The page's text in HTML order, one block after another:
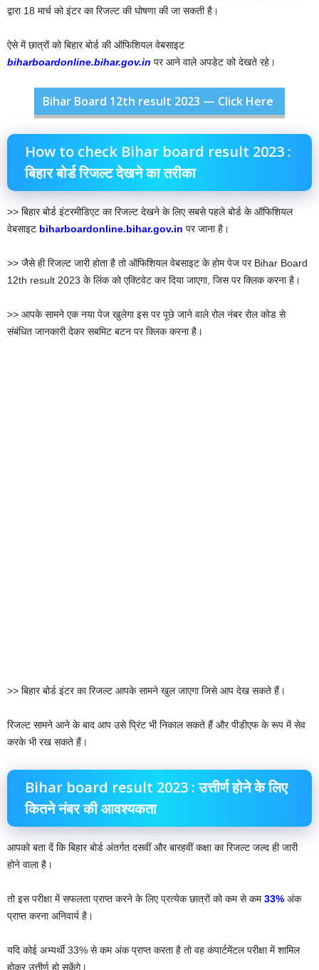
द्वारा 18 मार्च को इंटर का रिजल्ट की घोषणा की जा सकती है।
ऐसे में छात्रों को बिहार बोर्ड की ऑफिशियल वेबसाइट
biharboardonline.bihar.gov.in पर आने वाले अपडेट को देखते रहे।
Bihar Board 12th result 2023 — Click Here
How to check Bihar board result 2023 :
बिहार बोर्ड रिजल्ट देखने का तरीका
>> बिहार बोर्ड इंटरमीडिएट का रिजल्ट देखने के लिए सबसे पहले बोर्ड के ऑफिशियल
वेबसाइट biharboardonline.bihar.gov.in पर जाना है।
>> जैसे ही रिजल्ट जारी होता है तो ऑफिशियल वेबसाइट के होम पेज पर Bihar Board
12th result 2023 के लिंक को एक्टिवेट कर दिया जाएगा, जिस पर क्लिक करना है।
>> आपके सामने एक नया पेज खुलेगा इस पर पूछे जाने वाले रोल नंबर रोल कोड से
संबंधित जानकारी देकर सबमिट बटन पर क्लिक करना है।
>> बिहार बोर्ड इंटर का रिजल्ट आपके सामने खुल जाएगा जिसे आप देख सकते हैं।
रिजल्ट सामने आने के बाद आप उसे प्रिंट भी निकाल सकते हैं और पीडीएफ के रूप में सेव
करके भी रख सकते हैं।
Bihar board result 2023 : उत्तीर्ण होने के लिए
कितने नंबर की आवश्यकता
आपको बता दें कि बिहार बोर्ड अंतर्गत दसवीं और बारहवीं कक्षा का रिजल्ट जल्द ही जारी
होने वाला है।
तो इस परीक्षा में सफलता प्राप्त करने के लिए प्रत्येक छात्रों को कम से कम33% अंक
प्राप्त करना अनिवार्य है।
यदि कोई अभ्यर्थी 33% से कम अंक प्राप्त करता है तो वह कंपार्टमेंटल परीक्षा में शामिल
होकर उत्तीर्ण हो सकेंगे।